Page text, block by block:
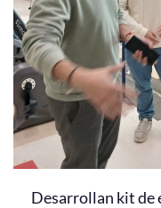
Desarrollan kit de